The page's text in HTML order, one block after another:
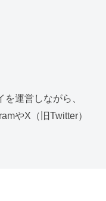
運営しながら、
やX（旧Twitter）